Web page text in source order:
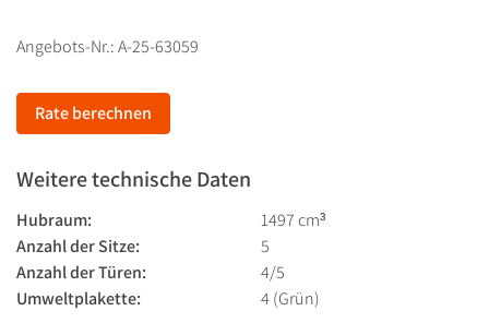
Angebots-Nr.: A-25-63059
Rate berechnen
Weitere technische Daten
Hubraum:
1497 cm³
Anzahl der Sitze:
5
Anzahl der Türen:
4/5
Umweltplakette:
4 (Grün)